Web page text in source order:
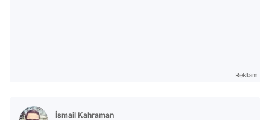
Reklam
İsmail Kahraman